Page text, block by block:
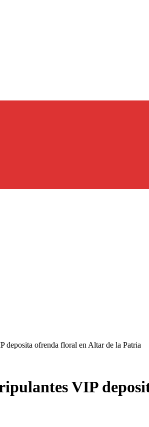
deposita ofrenda floral en Altar de la Patria
VIP